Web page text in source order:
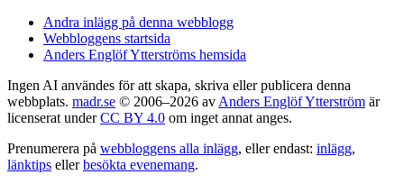
Andra inlägg på denna webblogg
Webbloggens startsida
Anders Englöf Ytterströms hemsida
Ingen AI användes för att skapa, skriva eller publicera denna
webbplats. madr.se © 2006–2026 av Anders Englöf Ytterström är
licenserat underCC BY 4.0 om inget annat anges.
Prenumerera på webbloggens alla inlägg, eller endast: inlägg,
länktips ellerbesökta evenemang.